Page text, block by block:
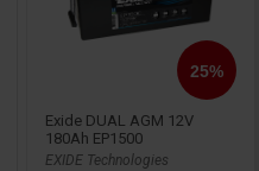
Exide DUAL AGM 12V
180Ah EP1500
EXIDE Technologies